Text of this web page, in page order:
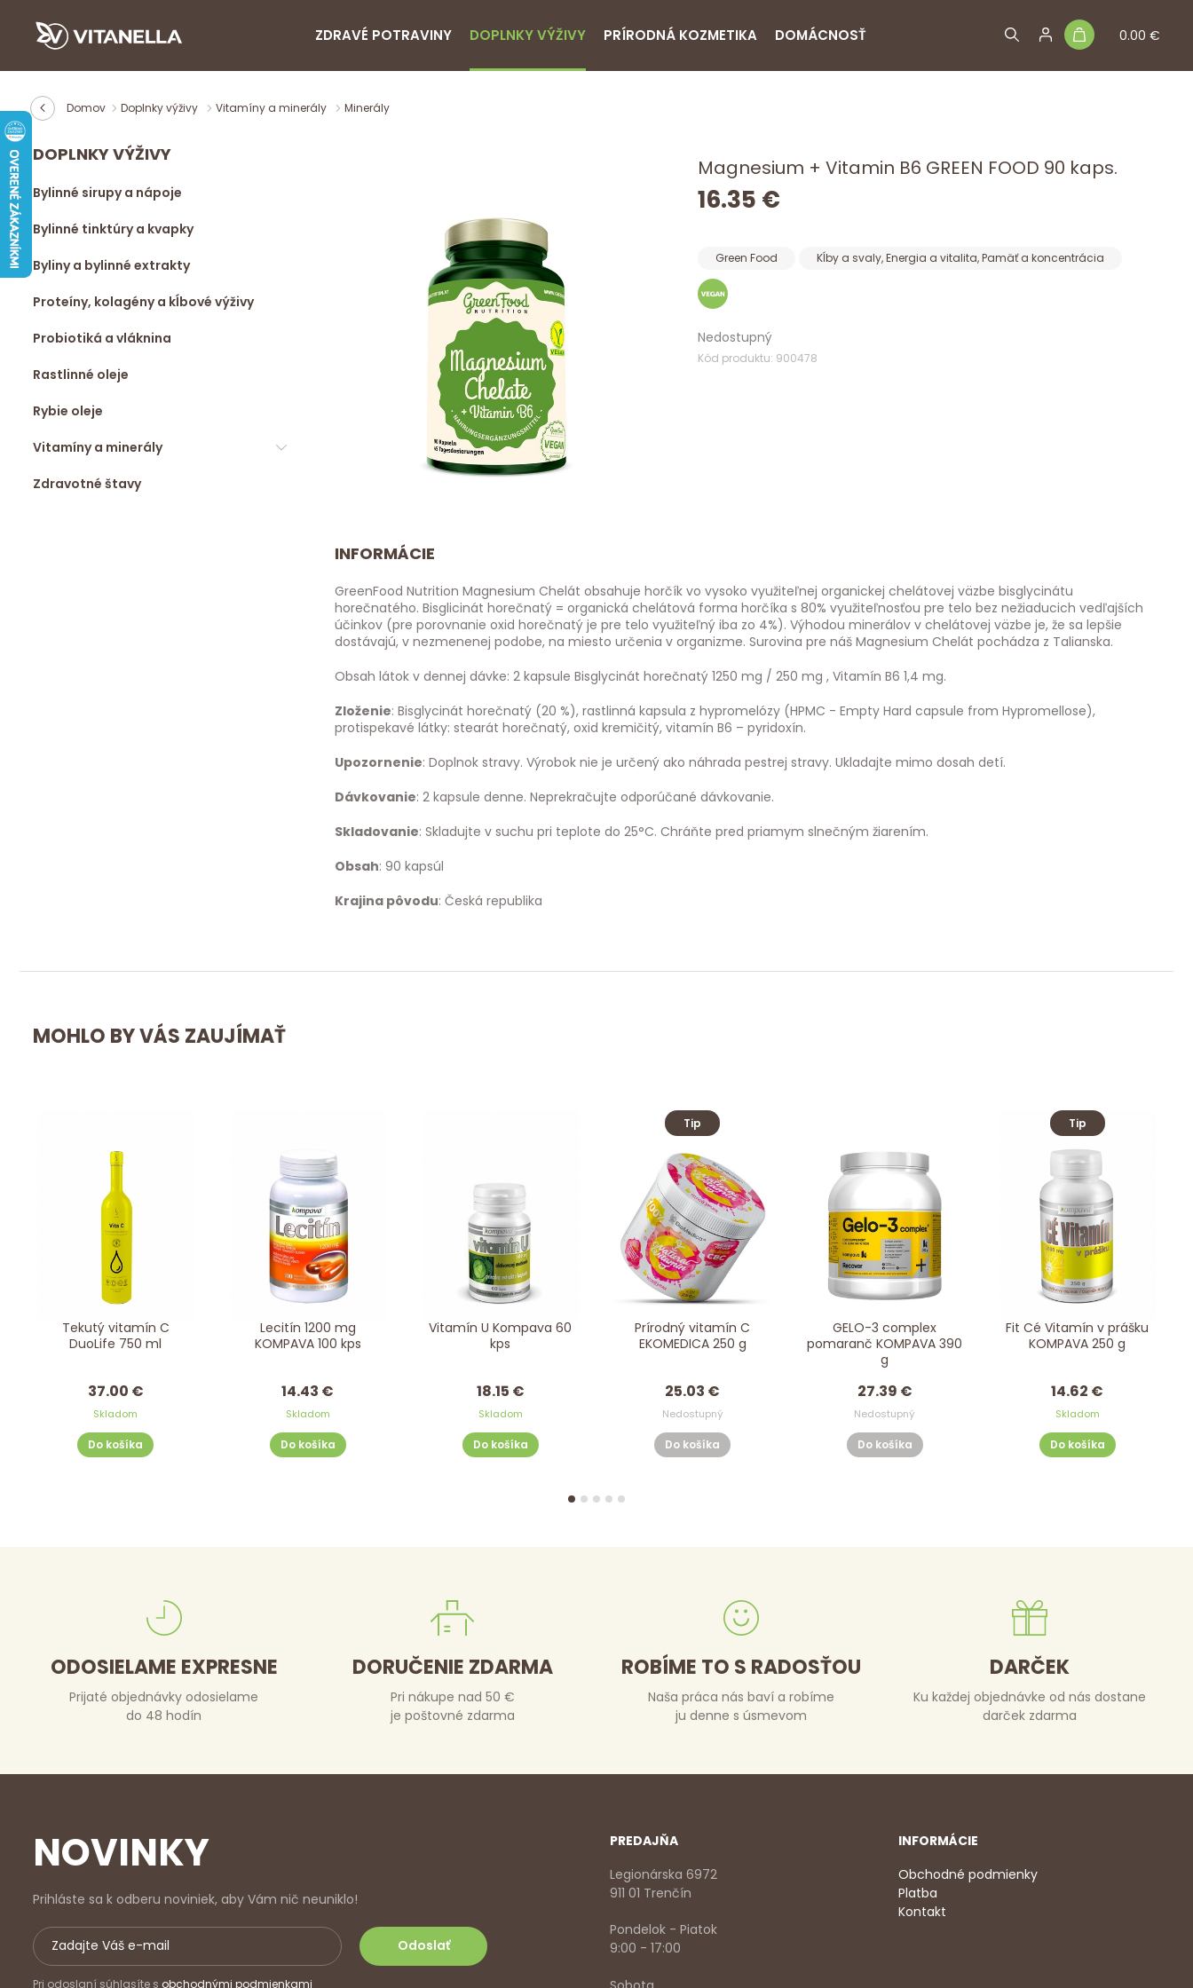
0.00 €
ZDRAVÉ POTRAVINY DOPLNKY VÝŽIVY PRÍRODNÁ KOZMETIKA DOMÁCNOSŤ
Domov Doplnky výživy Vitamíny a minerály Minerály
DOPLNKY VÝŽIVY
Bylinné sirupy a nápoje
Bylinné tinktúry a kvapky
Byliny a bylinné extrakty
Proteíny, kolagény a kĺbové výživy
Probiotiká a vláknina
Rastlinné oleje
Rybie oleje
Vitamíny a minerály
Zdravotné štavy
Magnesium + Vitamin B6 GREEN FOOD 90 kaps.
16.35 €
Green Food Kĺby a svaly, Energia a vitalita, Pamäť a koncentrácia
Nedostupný
Kód produktu: 900478
INFORMÁCIE
GreenFood Nutrition Magnesium Chelát obsahuje horčík vo vysoko využiteľnej organickej chelátovej väzbe bisglycinátu
horečnatého. Bisglicinát horečnatý = organická chelátová forma horčíka s 80% využiteľnosťou pre telo bez nežiaducich vedľajších
účinkov (pre porovnanie oxid horečnatý je pre telo využiteľný iba zo 4%). Výhodou minerálov v chelátovej väzbe je, že sa lepšie
dostávajú, v nezmenenej podobe, na miesto určenia v organizme. Surovina pre náš Magnesium Chelát pochádza z Talianska.
Obsah látok v dennej dávke: 2 kapsule Bisglycinát horečnatý 1250 mg / 250 mg , Vitamín B6 1,4 mg.
Zloženie: Bisglycinát horečnatý (20 %), rastlinná kapsula z hypromelózy (HPMC - Empty Hard capsule from Hypromellose),
protispekavé látky: stearát horečnatý, oxid kremičitý, vitamín B6 – pyridoxín.
Upozornenie: Doplnok stravy. Výrobok nie je určený ako náhrada pestrej stravy. Ukladajte mimo dosah detí.
Dávkovanie: 2 kapsule denne. Neprekračujte odporúčané dávkovanie.
Skladovanie: Skladujte v suchu pri teplote do 25°C. Chráňte pred priamym slnečným žiarením.
Obsah: 90 kapsúl
Krajina pôvodu: Česká republika
MOHLO BY VÁS ZAUJÍMAŤ
Tekutý vitamín C
DuoLife 750 ml
37.00 €
Skladom
Do košíka
Lecitín 1200 mg
KOMPAVA 100 kps
14.43 €
Skladom
Do košíka
Vitamín U Kompava 60
kps
18.15 €
Skladom
Do košíka
Tip
Prírodný vitamín C
EKOMEDICA 250 g
25.03 €
Nedostupný
Do košíka
GELO-3 complex
pomaranč KOMPAVA 390
g
27.39 €
Nedostupný
Do košíka
Tip
Fit Cé Vitamín v prášku
KOMPAVA 250 g
14.62 €
Skladom
Do košíka
ODOSIELAME EXPRESNE
Prijaté objednávky odosielame
do 48 hodín
DORUČENIE ZDARMA
Pri nákupe nad 50 €
je poštovné zdarma
ROBÍME TO S RADOSŤOU
Naša práca nás baví a robíme
ju denne s úsmevom
DARČEK
Ku každej objednávke od nás dostane
darček zdarma
NOVINKY
Prihláste sa k odberu noviniek, aby Vám nič neuniklo!
Pri odoslaní súhlasíte s obchodnými podmienkami
PREDAJŇA
Legionárska 6972
911 01 Trenčín
Pondelok - Piatok
9:00 - 17:00
INFORMÁCIE
Obchodné podmienky
Platba
Kontakt